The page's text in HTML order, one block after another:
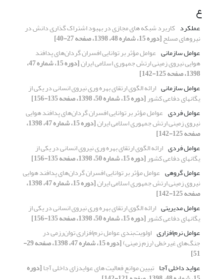
ع
عملکرد کاربرد شبکه های مجازی در بهبود اشتراک گذاری دانش در
نیروهای مسلح[دوره 15، شماره 48، 1398، صفحه 27-40]
عوامل سازمانی عوامل مؤثر بر توانایی افسران گردان‌های پدافند
هوایی نیروی زمینی ارتش جمهوری اسلامی ایران [دوره 15، شماره 47،
1398، صفحه 125-142]
عوامل سازمانی ارائه الگوی ارتقای بهره وری نیروی انسانی در یکی از
یگانهای دفاعی کشور[دوره 15، شماره 50، 1398، صفحه 135-156]
عوامل فردی عوامل مؤثر بر توانایی افسران گردان‌های پدافند هوایی
نیروی زمینی ارتش جمهوری اسلامی ایران [دوره 15، شماره 47، 1398،
صفحه 125-142]
عوامل فردی ارائه الگوی ارتقای بهره وری نیروی انسانی در یکی از
یگانهای دفاعی کشور[دوره 15، شماره 50، 1398، صفحه 135-156]
عوامل گروهی عوامل مؤثر بر توانایی افسران گردان‌های پدافند هوایی
نیروی زمینی ارتش جمهوری اسلامی ایران [دوره 15، شماره 47، 1398،
صفحه 125-142]
عوامل مدیریتی ارائه الگوی ارتقای بهره وری نیروی انسانی در یکی از
یگانهای دفاعی کشور[دوره 15، شماره 50، 1398، صفحه 135-156]
عوامل نرم‌افزاری اولویت‌بندی عوامل نرم‌افزاری توان‌رزمی در
جنگ‌های غیر‌خطی (رزم زمینی) [دوره 15، شماره 47، 1398، صفحه 29-
51]
عواید داخلی آجا تبیین موانع فعالیت های عوایدزای داخلی آجا[دوره